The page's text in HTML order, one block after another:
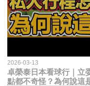
2026-03-13
卓榮泰日本看球行｜立
點都不奇怪？為何說這